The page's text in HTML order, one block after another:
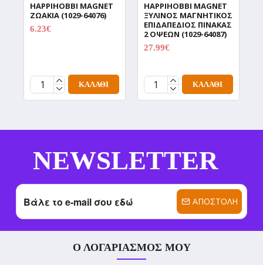
HAPPIHOBBI MAGNET
ΖΩΑΚΙΑ (1029-64076)
6.23€
ΚΑΛΆΘΙ
HAPPIHOBBI MAGNET
ΞΥΛΙΝΟΣ ΜΑΓΝΗΤΙΚΟΣ
ΕΠΙΔΑΠΕΔΙΟΣ ΠΙΝΑΚΑΣ
2 ΟΨΕΩΝ (1029-64087)
27.99€
ΚΑΛΆΘΙ
NEWSLETTER
ΑΠΟΣΤΟΛΉ
Ο ΛΟΓΑΡΙΑΣΜΌΣ ΜΟΥ